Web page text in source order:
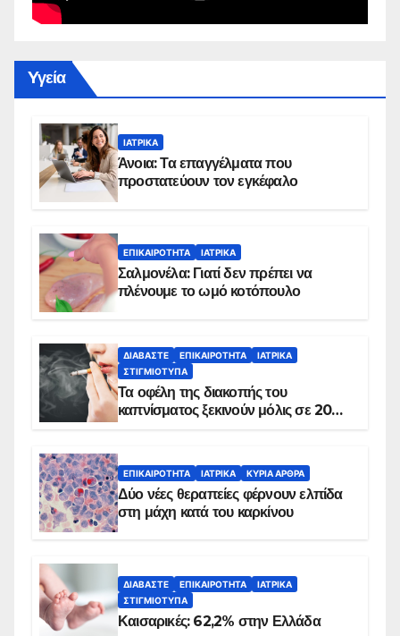
Yγεία
ΙΑΤΡΙΚΆ
Άνοια: Τα επαγγέλματα που
προστατεύουν τον εγκέφαλο
ΕΠΙΚΑΙΡΌΤΗΤΑ ΙΑΤΡΙΚΆ
Σαλμονέλα: Γιατί δεν πρέπει να
πλένουμε το ωμό κοτόπουλο
ΔΙΑΒΆΣΤΕ ΕΠΙΚΑΙΡΌΤΗΤΑ
ΙΑΤΡΙΚΆ
ΣΤΙΓΜΙΌΤΥΠΑ
Τα οφέλη της διακοπής του
καπνίσματος ξεκινούν μόλις σε 20
ΕΠΙΚΑΙΡΌΤΗΤΑ ΙΑΤΡΙΚΆ ΚΥΡΙΑ ΑΡΘΡΑ
Δύο νέες θεραπείες φέρνουν ελπίδα
στη μάχη κατά του καρκίνου
ΔΙΑΒΆΣΤΕ ΕΠΙΚΑΙΡΌΤΗΤΑ
ΙΑΤΡΙΚΆ
ΣΤΙΓΜΙΌΤΥΠΑ
Καισαρικές: 62,2% στην Ελλάδα